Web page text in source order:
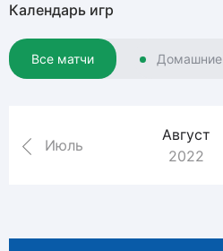
Календарь игр
Все матчи Домашние
Июль
Август
2022